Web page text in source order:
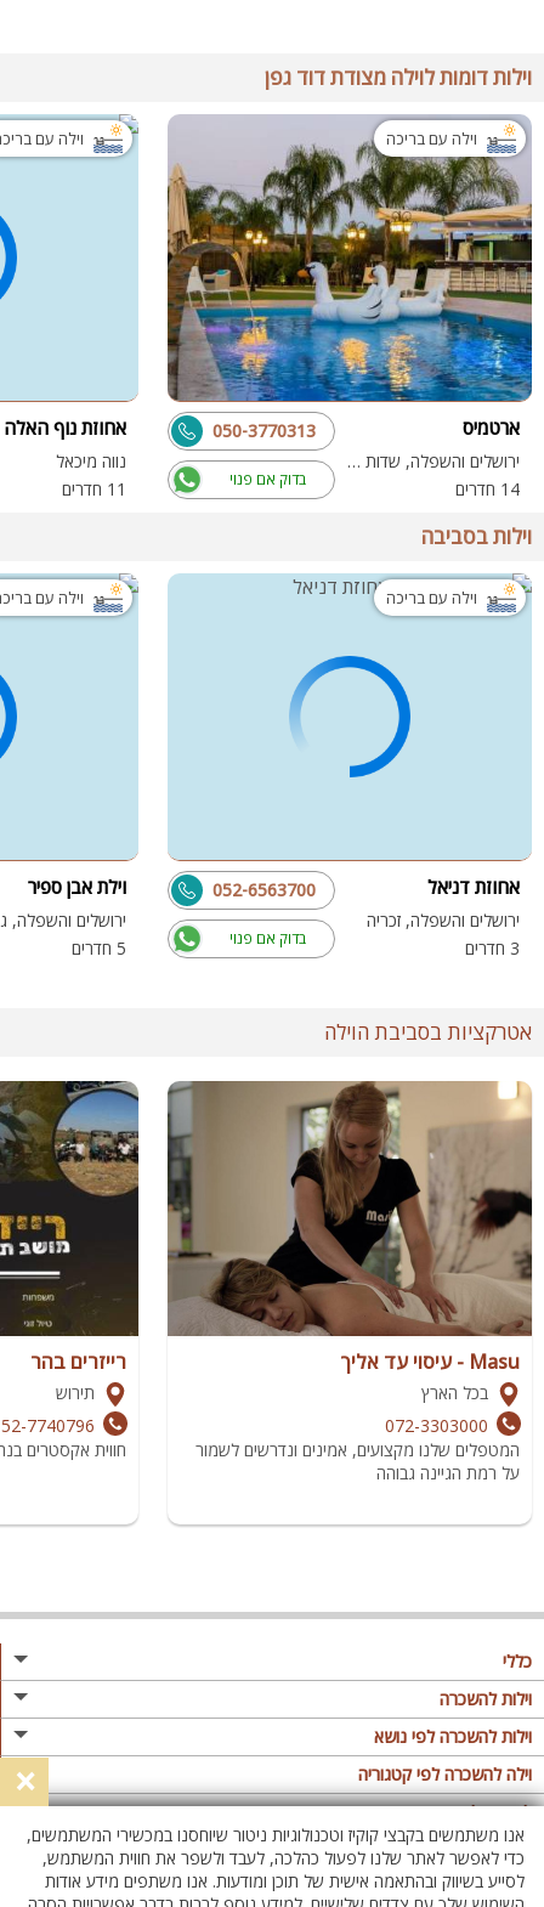
וילות דומות לוילה מצודת דוד גפן
וילה עם בריכה
ארטמיס
ירושלים והשפלה, שדות מיכה
14 חדרים
בדוק אם פנוי
050-3770313
וילה עם
אחוזת נוף האלה
נווה מיכאל
11 חדרים
וילות בסביבה
וילה עם בריכה
אחוזת דניאל
ירושלים והשפלה, זכריה
3 חדרים
בדוק אם פנוי
052-6563700
וילה עם
וילת אבן ספיר
ירושלים והשפלה,
5 חדרים
אטרקציות בסביבת הוילה
Masu - עיסוי עד אליך
בכל הארץ
072-3303000
המטפלים שלנו מקצועים, אמינים ונדרשים לשמור
על רמת הגיינה גבוהה
רייזרים בהר
תירוש
7740796
חווית אקסטרים
כללי
מגזין
פרסום באתר
תקנון
מדיניות פרטיות
וילות להשכרה
וילות בצפון
וילות במרכז
וילות בדרום
וילות באילת
וילות בשרון
וילות להשכרה לפי נושא
וילה לזוגות
וילות למשפחות
וילות לציבור הדתי
אירוח דרוזי
וילה להשכרה לפי קטגוריה
וילות עם בריכה
וילה עם בריכה מחוממת
וילה עם בריכה מחוממת מקורה
לופטים להשכרה
לופט
לופטים בצפון
×
אנו משתמשים בקבצי קוקיז וטכנולוגיות ניטור שיוחסנו במכשירי המשתמשים,
כדי לאפשר לאתר שלנו לפעול כהלכה, לעבד ולשפר את חווית המשתמש,
לסייע בשיווק ובהתאמה אישית של תוכן ומודעות. אנו משתפים מידע אודות